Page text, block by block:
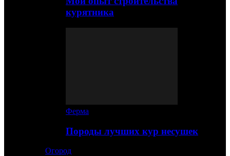
курятника
Ферма
Породы лучших кур несушек
Огород